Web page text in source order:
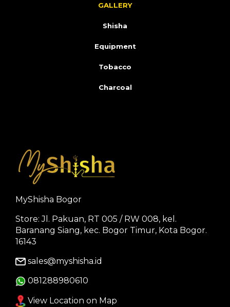
GALLERY
Shisha
Equipment
Tobacco
Charcoal
MyShisha Bogor
Store: Jl. Pakuan, RT 005 / RW 008, kel.
Baranang Siang, kec. Bogor Timur, Kota Bogor.
16143
sales@myshisha.id
081288980610
View Location on Map